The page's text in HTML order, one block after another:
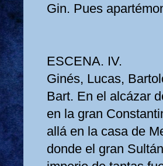
Gin. Pues
ESCENA. IV.
Ginés, Lucas,
Bart. En el alcázar
en la gran
allá en la casa de
donde el gran